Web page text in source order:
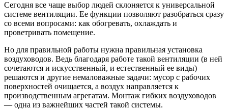
Сегодня все чаще выбор людей склоняется к универсальной
системе вентиляции. Ее функции позволяют разобраться сразу
со всеми вопросами: как обогревать, охлаждать и
проветривать помещение.
Но для правильной работы нужна правильная установка
воздуховодов. Ведь благодаря работе такой вентиляции (в ней
сочетаются и искусственный, и естественный ее виды)
решаются и другие немаловажные задачи: мусор с рабочих
поверхностей очищается, а воздух направляется к
производственным агрегатам. Монтаж гибких воздуховодов
— одна из важнейших частей такой системы.